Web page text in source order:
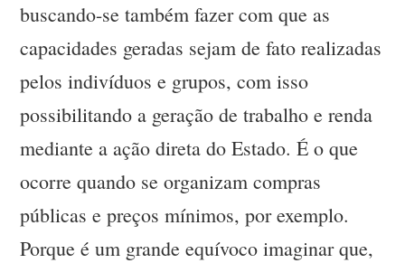
buscando-se também fazer com que as
capacidades geradas sejam de fato realizadas
pelos indivíduos e grupos, com isso
possibilitando a geração de trabalho e renda
mediante a ação direta do Estado. É o que
ocorre quando se organizam compras
públicas e preços mínimos, por exemplo.
Porque é um grande equívoco imaginar que,